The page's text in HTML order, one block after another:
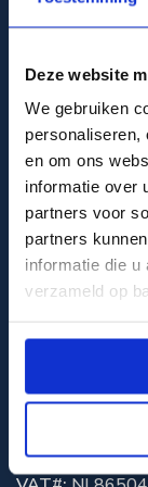
Deze website
We gebruiken
personaliseren,
en om ons
informatie over
partners voor
partners
informatie die u
verzameld op
BioScience
Delivery-,
Steurbuilding -
Galileïstraat 15
📌 Google Maps
Company
CoC#:
VAT#:
Odd.Bot B.V.
bunq:
Odd.Bot
CoC# I&R: